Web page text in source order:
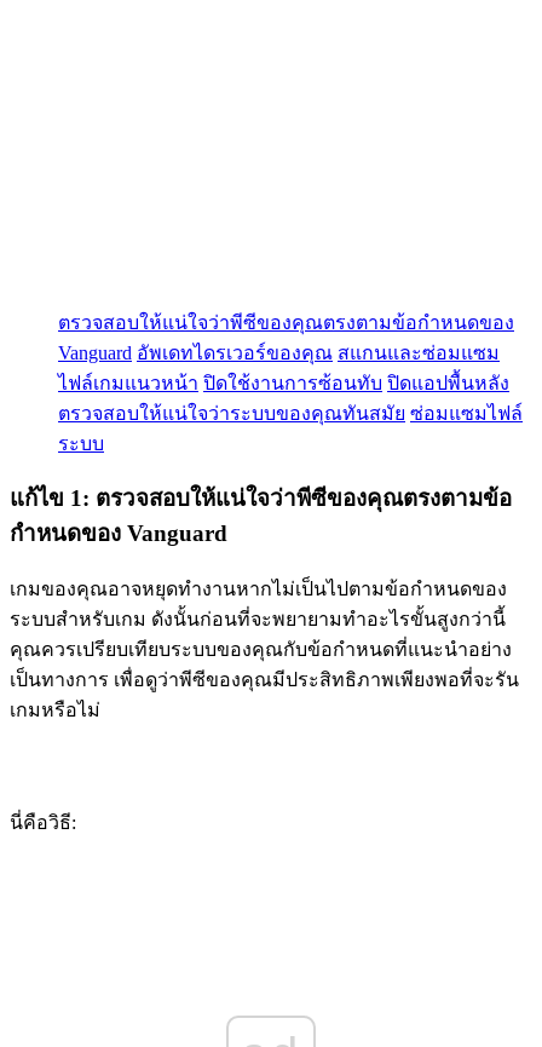
ตรวจสอบให้แน่ใจว่าพีซีของคุณตรงตามข้อกำหนดของ
Vanguard อัพเดทไดรเวอร์ของคุณ สแกนและซ่อมแซม
ไฟล์เกมแนวหน้า ปิดใช้งานการซ้อนทับ ปิดแอปพื้นหลัง
ตรวจสอบให้แน่ใจว่าระบบของคุณทันสมัย ซ่อมแซมไฟล์
ระบบ
แก้ไข 1: ตรวจสอบให้แน่ใจว่าพีซีของคุณตรงตามข้อ
กำหนดของ Vanguard
เกมของคุณอาจหยุดทำงานหากไม่เป็นไปตามข้อกำหนดของ
ระบบสำหรับเกม ดังนั้นก่อนที่จะพยายามทำอะไรขั้นสูงกว่านี้
คุณควรเปรียบเทียบระบบของคุณกับข้อกำหนดที่แนะนำอย่าง
เป็นทางการ เพื่อดูว่าพีซีของคุณมีประสิทธิภาพเพียงพอที่จะรัน
เกมหรือไม่
นี่คือวิธี: